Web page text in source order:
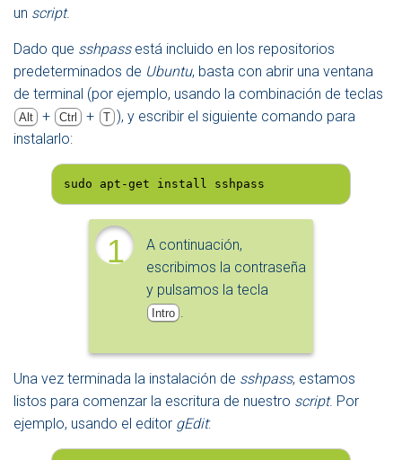
un script.
Dado que sshpassestá incluido en los repositorios
predeterminados de Ubuntu, basta con abrir una ventana
de terminal (por ejemplo, usando la combinación de teclas
Alt + Ctrl + T ), y escribir el siguiente comando para
instalarlo:
sudo apt-get install sshpass
1
A continuación,
escribimos la contraseña
y pulsamos la tecla
Intro
Una vez terminada la instalación de sshpass, estamos
listos para comenzar la escritura de nuestro script. Por
ejemplo, usando el editor gEdit: